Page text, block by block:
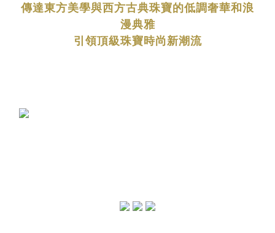
傳達東方美學與西方古典珠寶的低調奢華和浪
漫典雅
引領頂級珠寶時尚新潮流